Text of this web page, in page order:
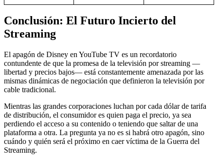
Conclusión: El Futuro Incierto del
Streaming
El apagón de Disney en YouTube TV es un recordatorio
contundente de que la promesa de la televisión por streaming —
libertad y precios bajos— está constantemente amenazada por las
mismas dinámicas de negociación que definieron la televisión por
cable tradicional.
Mientras las grandes corporaciones luchan por cada dólar de tarifa
de distribución, el consumidor es quien paga el precio, ya sea
perdiendo el acceso a su contenido o teniendo que saltar de una
plataforma a otra. La pregunta ya no es si habrá otro apagón, sino
cuándo y quién será el próximo en caer víctima de la Guerra del
Streaming.